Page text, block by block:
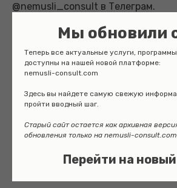
@nemusli_consult в Телеграм.
КомандаNemusli Consult
обстоятельства.
Мы обновили
Теперь все актуальные услуги,
доступны на нашей новой платформе:
nemusli-consult.com
Здесь вы найдете самую свежую
пройти вводный шаг.
Старый сайт остается как архивная
обновления только на nemusli-consult.com
Перейти на